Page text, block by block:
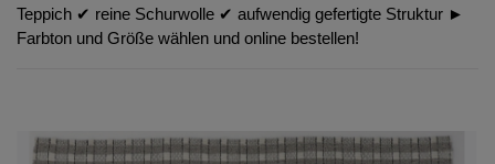
Teppich ✔︎ reine Schurwolle ✔︎ aufwendig gefertigte Struktur ►
Farbton und Größe wählen und online bestellen!